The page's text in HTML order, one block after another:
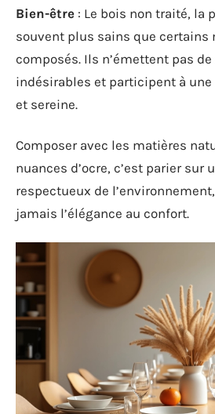
Bien-être : Le bois non traité, la
souvent plus sains que certains
composés. Ils n’émettent pas
indésirables et participent à
et sereine.
Composer avec les matières
nuances d’ocre, c’est parier sur
respectueux de
jamais l’élégance au confort.